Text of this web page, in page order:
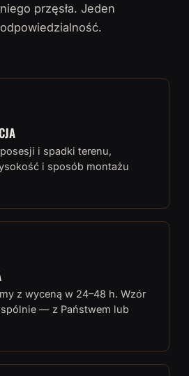
przęsła. Jeden
i spadki terenu,
i sposób montażu
z wyceną w 24–48 h. Wzór
— z Państwem lub